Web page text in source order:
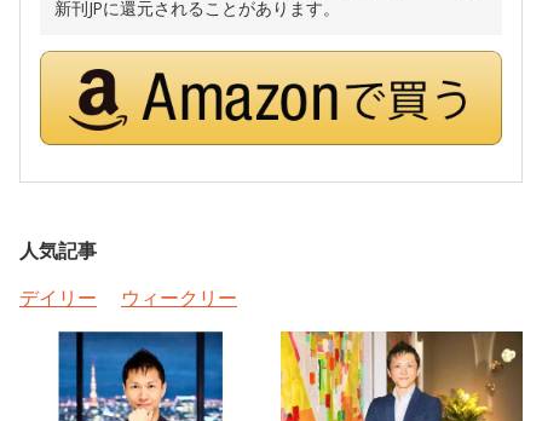
新刊JPに還元されることがあります。
人気記事
デイリー
ウィークリー